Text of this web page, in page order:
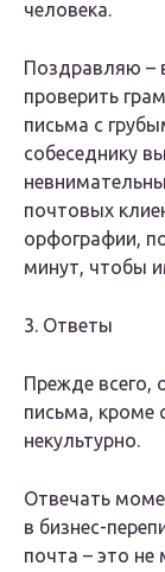
человека.
Поздравляю –
проверить
письма с
собеседнику
почтовых
орфографии,
минут, чтобы
3. Ответы
Прежде всего,
письма, кроме
некультурно.
Отвечать
в бизнес-
почта – это